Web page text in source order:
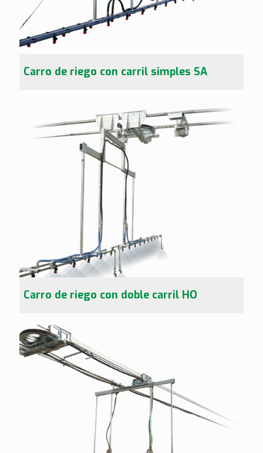
Carro de riego con carril simples SA
Carro de riego con doble carril HO